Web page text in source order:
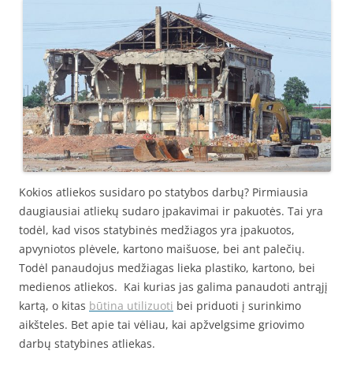
Kokios atliekos susidaro po statybos darbų? Pirmiausia
daugiausiai atliekų sudaro įpakavimai ir pakuotės. Tai yra
todėl, kad visos statybinės medžiagos yra įpakuotos,
apvyniotos plėvele, kartono maišuose, bei ant palečių.
Todėl panaudojus medžiagas lieka plastiko, kartono, bei
medienos atliekos. Kai kurias jas galima panaudoti antrąjį
kartą, o kitas būtina utilizuoti bei priduoti į surinkimo
aikšteles. Bet apie tai vėliau, kai apžvelgsime griovimo
darbų statybines atliekas.